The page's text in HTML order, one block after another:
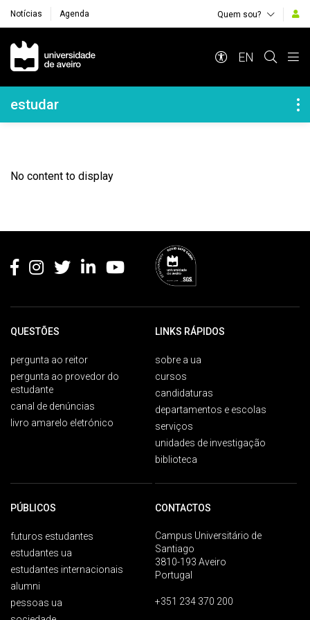
Notícias Agenda Quem sou?
Navegação Principal
EN
Navegação Lateral
estudar
No content to display
QUESTÕES
pergunta ao reitor
pergunta ao provedor do
estudante
canal de denúncias
livro amarelo eletrónico
LINKS RÁPIDOS
sobre a ua
cursos
candidaturas
departamentos e escolas
serviços
unidades de investigação
biblioteca
PÚBLICOS
futuros estudantes
estudantes ua
estudantes internacionais
alumni
pessoas ua
CONTACTOS
Campus Universitário de
Santiago
3810-193 Aveiro
Portugal
+351 234 370 200